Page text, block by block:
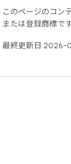
このページのコン
または登録商標です
最終更新日 2026-